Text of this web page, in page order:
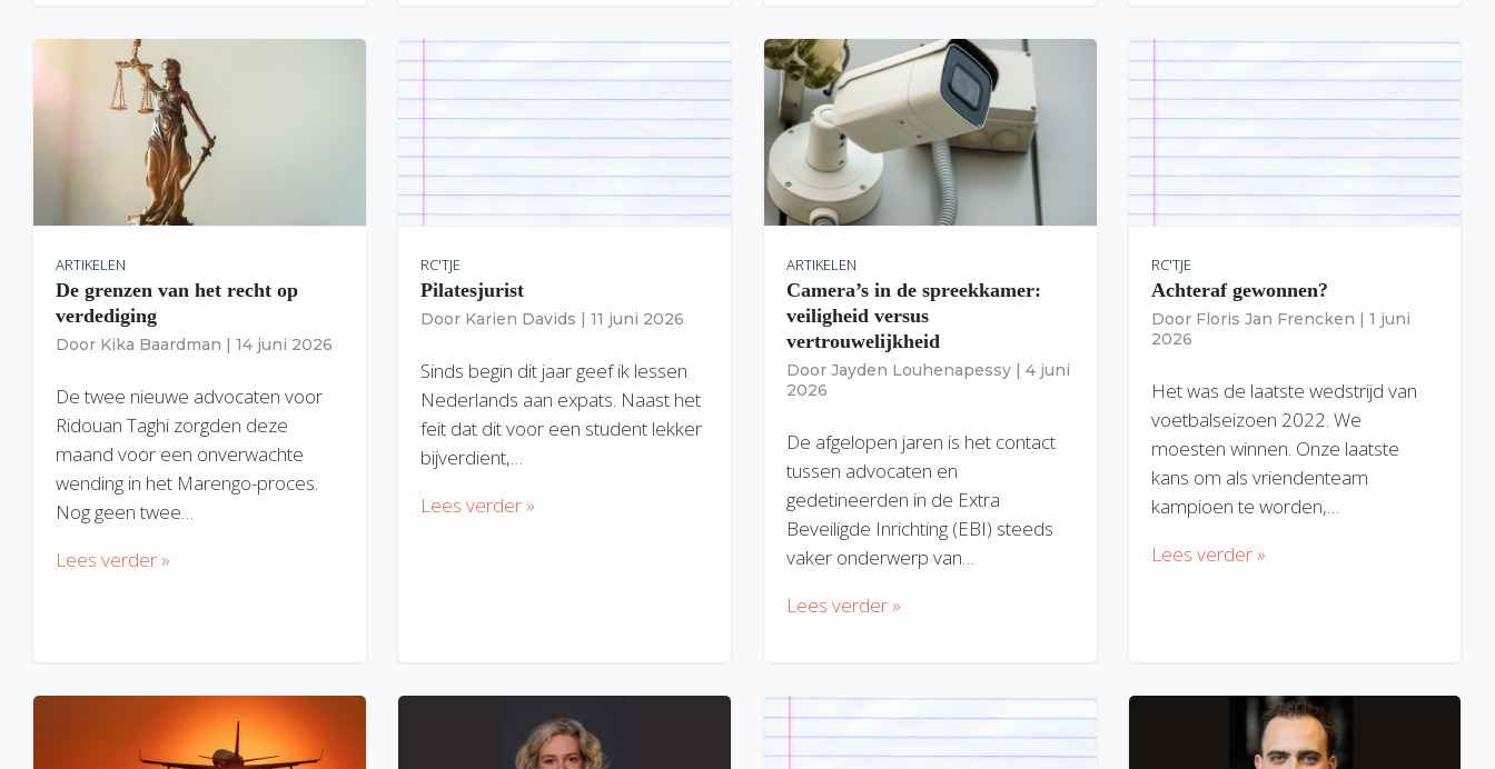
ARTIKELEN
De grenzen van het recht op
verdediging
Door Kika Baardman | 14 juni 2026
De twee nieuwe advocaten voor
Ridouan Taghi zorgden deze
maand voor een onverwachte
wending in het Marengo-proces.
Nog geen twee…
Lees verder »
RC'TJE
Pilatesjurist
Door Karien Davids | 11 juni 2026
Sinds begin dit jaar geef ik lessen
Nederlands aan expats. Naast het
feit dat dit voor een student lekker
bijverdient,…
Lees verder »
ARTIKELEN
Camera’s in de spreekkamer:
veiligheid versus
vertrouwelijkheid
Door Jayden Louhenapessy | 4 juni
2026
De afgelopen jaren is het contact
tussen advocaten en
gedetineerden in de Extra
Beveiligde Inrichting (EBI) steeds
vaker onderwerp van…
Lees verder »
RC'TJE
Achteraf gewonnen?
Door Floris Jan Frencken | 1 juni
2026
Het was de laatste wedstrijd van
voetbalseizoen 2022. We
moesten winnen. Onze laatste
kans om als vriendenteam
kampioen te worden,…
Lees verder »